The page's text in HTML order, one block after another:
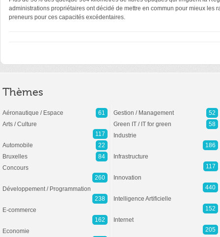
administrations propriétaires ont décidé de mettre en commun pour mieux les
preneurs pour ces capacités excédentaires.
Thèmes
Aéronautique / Espace
61
Arts / Culture
117
Automobile
22
Bruxelles
84
Concours
260
Développement / Programmation
238
E-commerce
162
Economie
Gestion / Management
52
Green IT / IT for green
58
Industrie
186
Infrastructure
117
Innovation
440
Intelligence Artificielle
152
Internet
205